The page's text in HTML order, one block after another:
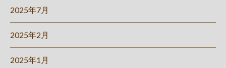
2025年7月
2025年2月
2025年1月